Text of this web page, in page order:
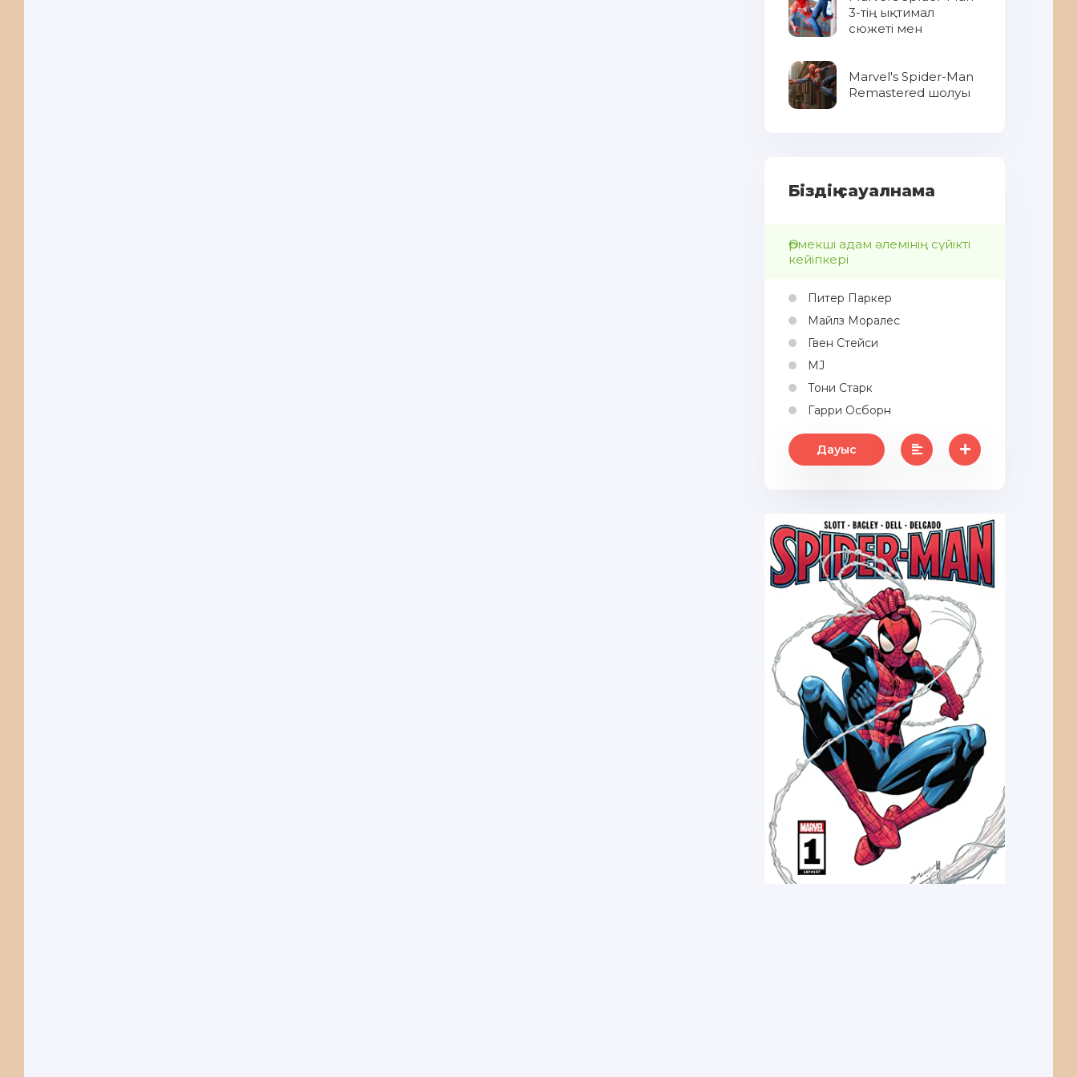
3-тің ықтимал
сюжеті мен
Marvel's Spider-Man
Remastered шолуы
Біздің сауалнама
Өрмекші адам әлемінің сүйікті
кейіпкері
Питер Паркер
Майлз Моралес
Гвен Стейси
MJ
Тони Старк
Гарри Осборн
Дауыс